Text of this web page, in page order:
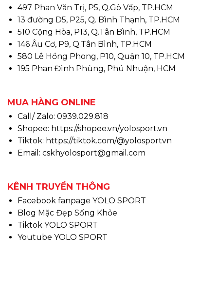
497 Phan Văn Trị, P5, Q.Gò Vấp, TP.HCM
13 đường D5, P25, Q. Bình Thạnh, TP.HCM
510 Cộng Hòa, P13, Q.Tân Bình, TP.HCM
146 Âu Cơ, P9, Q.Tân Bình, TP.HCM
580 Lê Hồng Phong, P10, Quận 10, TP.HCM
195 Phan Đình Phùng, Phú Nhuận, HCM
MUA HÀNG ONLINE
Call/ Zalo: 0939.029.818
Shopee: https://shopee.vn/yolosport.vn
Tiktok: https://tiktok.com/@yolosportvn
Email: cskhyolosport@gmail.com
KÊNH TRUYỀN THÔNG
Facebook fanpage YOLO SPORT
Blog Mặc Đẹp Sống Khỏe
Tiktok YOLO SPORT
Youtube YOLO SPORT